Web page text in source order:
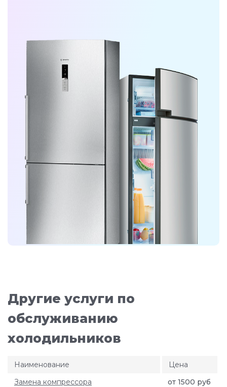
Другие услуги по
обслуживанию
холодильников
Наименование
Цена
Замена компрессора
от 1500 руб